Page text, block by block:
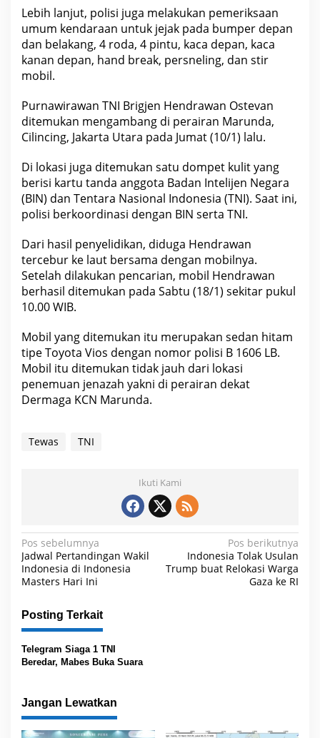
a
a
n
Lebih lanjut, polisi juga melakukan pemeriksaan
umum kendaraan untuk jejak pada bumper depan
dan belakang, 4 roda, 4 pintu, kaca depan, kaca
kanan depan, hand break, persneling, dan stir
mobil.
Purnawirawan TNI Brigjen Hendrawan Ostevan
ditemukan mengambang di perairan Marunda,
Cilincing, Jakarta Utara pada Jumat (10/1) lalu.
Di lokasi juga ditemukan satu dompet kulit yang
berisi kartu tanda anggota Badan Intelijen Negara
(BIN) dan Tentara Nasional Indonesia (TNI). Saat ini,
polisi berkoordinasi dengan BIN serta TNI.
Dari hasil penyelidikan, diduga Hendrawan
tercebur ke laut bersama dengan mobilnya.
Setelah dilakukan pencarian, mobil Hendrawan
berhasil ditemukan pada Sabtu (18/1) sekitar pukul
10.00 WIB.
Mobil yang ditemukan itu merupakan sedan hitam
tipe Toyota Vios dengan nomor polisi B 1606 LB.
Mobil itu ditemukan tidak jauh dari lokasi
penemuan jenazah yakni di perairan dekat
Dermaga KCN Marunda.
Tewas TNI
Ikuti Kami
N
a
v
i
g
a
s
p
o
Pos sebelumnya
Jadwal Pertandingan Wakil
Indonesia di Indonesia
Masters Hari Ini
Pos berikutnya
Indonesia Tolak Usulan
Trump buat Relokasi Warga
Gaza ke RI
Posting Terkait
Telegram Siaga 1 TNI
Beredar, Mabes Buka Suara
Jangan Lewatkan